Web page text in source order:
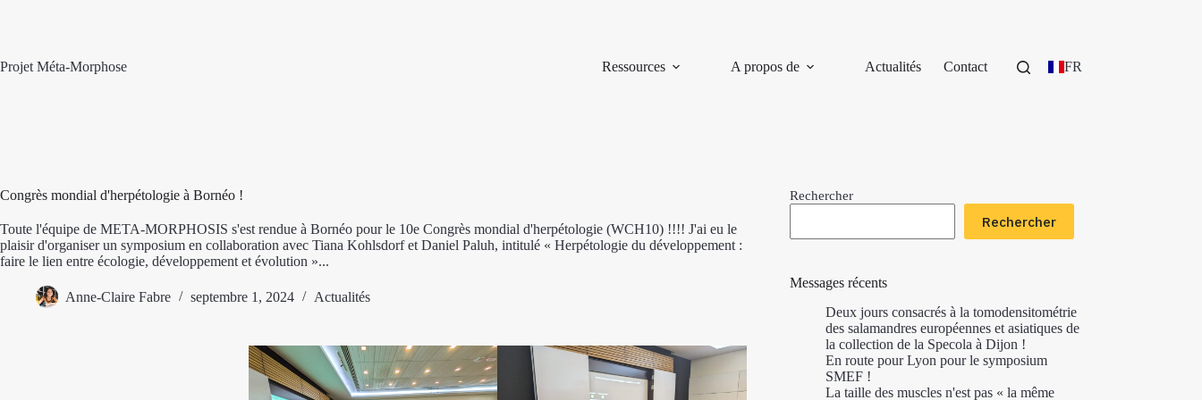
Projet Méta-Morphose
Ressources A propos de Actualités Contact FR
Congrès mondial d'herpétologie à Bornéo !
Toute l'équipe de META-MORPHOSIS s'est rendue à Bornéo pour le 10e Congrès mondial d'herpétologie (WCH10) !!!! J'ai eu le
plaisir d'organiser un symposium en collaboration avec Tiana Kohlsdorf et Daniel Paluh, intitulé « Herpétologie du développement :
faire le lien entre écologie, développement et évolution »...
Anne-Claire Fabre septembre 1, 2024 Actualités
Rechercher
Rechercher
Messages récents
Deux jours consacrés à la tomodensitométrie
des salamandres européennes et asiatiques de
la collection de la Specola à Dijon !
En route pour Lyon pour le symposium
SMEF !
La taille des muscles n'est pas « la même